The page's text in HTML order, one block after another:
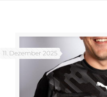
11. Dezember 2025